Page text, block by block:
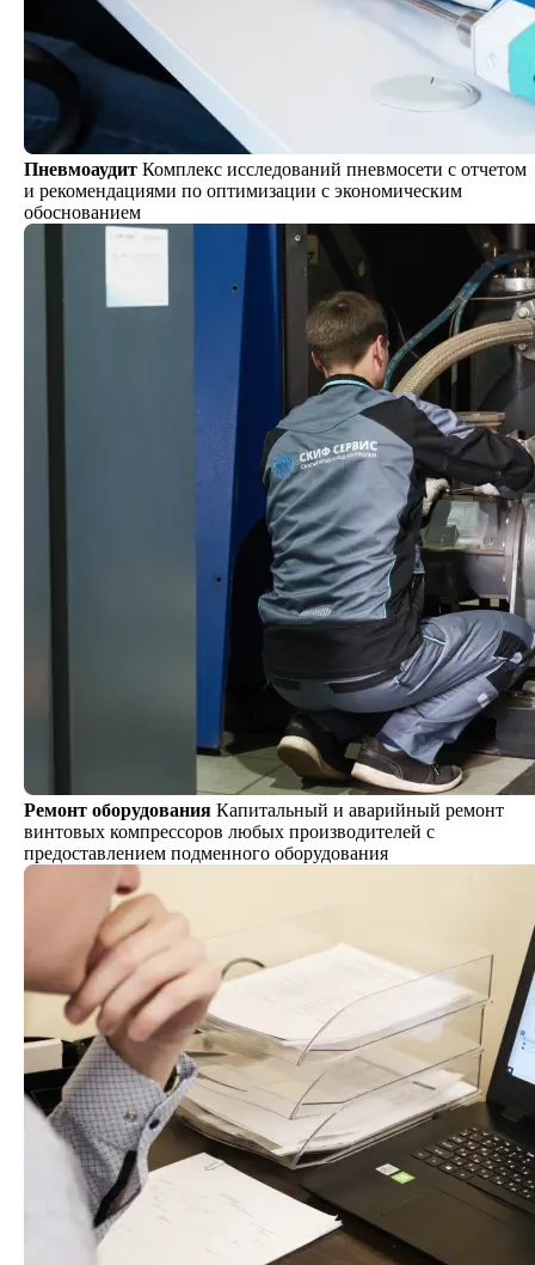
Пневмоаудит Комплекс исследований пневмосети с отчетом
и рекомендациями по оптимизации с экономическим
обоснованием
Ремонт оборудования Капитальный и аварийный ремонт
винтовых компрессоров любых производителей с
предоставлением подменного оборудования